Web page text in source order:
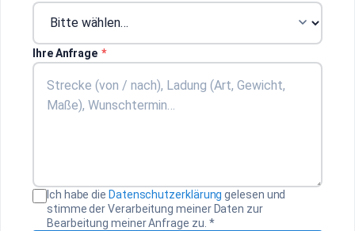
Ihre Anfrage *
Ich habe die Datenschutzerklärung gelesen und
stimme der Verarbeitung meiner Daten zur
Bearbeitung meiner Anfrage zu. *